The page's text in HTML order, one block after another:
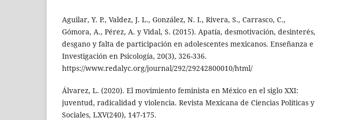
Aguilar, Y. P., Valdez, J. L., González, N. I., Rivera, S., Carrasco, C.,
Gómora, A., Pérez, A. y Vidal, S. (2015). Apatía, desmotivación, desinterés,
desgano y falta de participación en adolescentes mexicanos. Enseñanza e
Investigación en Psicología, 20(3), 326-336.
https://www.redalyc.org/journal/292/29242800010/html/
Álvarez, L. (2020). El movimiento feminista en México en el siglo XXI:
juventud, radicalidad y violencia. Revista Mexicana de Ciencias Políticas y
Sociales, LXV(240), 147-175.